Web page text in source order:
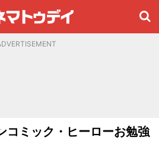
ミック・ヒーローお勉強